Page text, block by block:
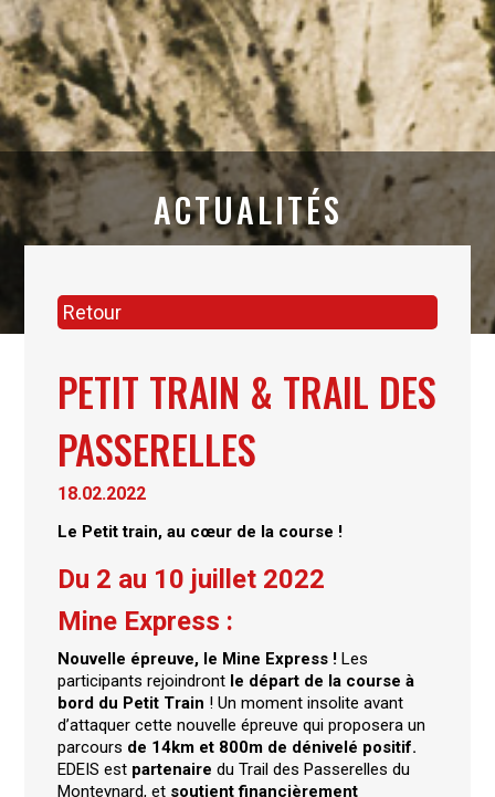
ACTUALITÉS
Retour
PETIT TRAIN & TRAIL DES
PASSERELLES
18.02.2022
Le Petit train, au cœur de la course !
Du 2 au 10 juillet 2022
Mine Express :
Nouvelle épreuve, le Mine Express ! Les
participants rejoindront le départ de la course à
bord du Petit Train ! Un moment insolite avant
d’attaquer cette nouvelle épreuve qui proposera un
parcours de 14km et 800m de dénivelé positif.
EDEIS est partenaire du Trail des Passerelles du
Monteynard, et soutient financièrement